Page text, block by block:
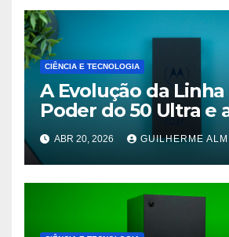
CIÊNCIA E TECNOLOGIA
A Evolução da Linha
Poder do 50 Ultra e
Promessas do 70
ABR 20, 2026 GUILHERME